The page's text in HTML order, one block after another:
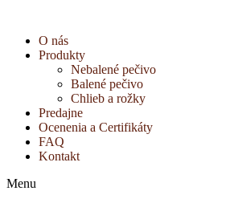
obsah
O nás
Produkty
Nebalené pečivo
Balené pečivo
Chlieb a rožky
Predajne
Ocenenia a Certifikáty
FAQ
Kontakt
Menu